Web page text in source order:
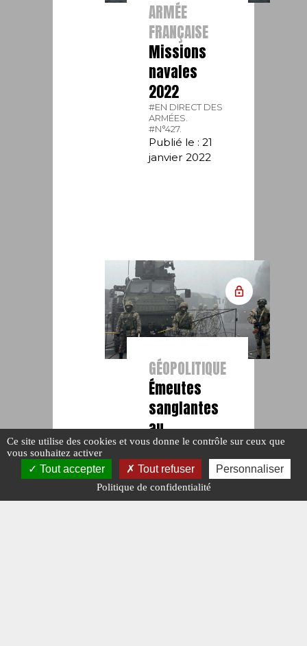
ARMÉE
FRANÇAISE
Missions
navales
2022
#EN DIRECT DES
ARMÉES.
#N°427.
Publié le : 21
janvier 2022
GÉOPOLITIQUE
Émeutes
sanglantes
au
Kazakhstan
#N°427.
Publié le : 21
janvier 2022
Ce site utilise des cookies et vous donne le contrôle sur ceux que
vous souhaitez activer
Tout accepter Tout refuser Personnaliser
Politique de confidentialité